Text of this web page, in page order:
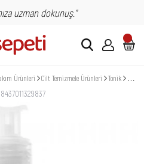
uzman dokunuş."
Ürünleri Cilt Temizmele Ürünleri Tonik Babe
8437011329837